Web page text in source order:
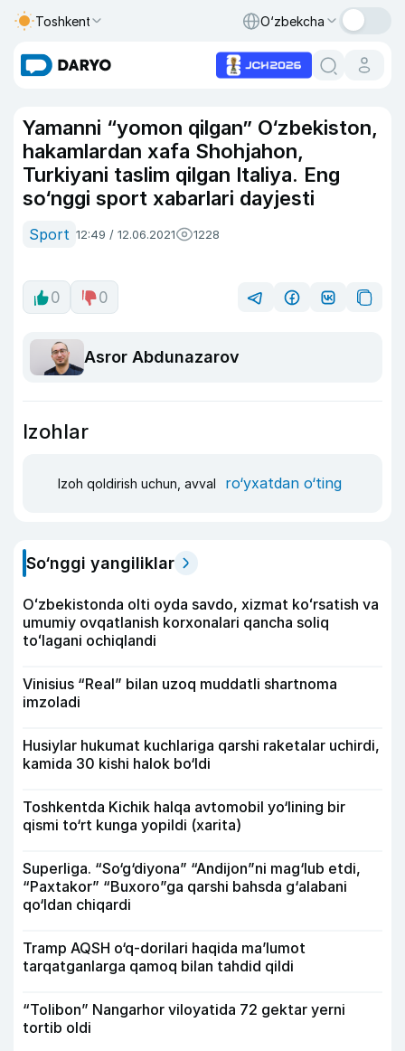
Toshkent O‘zbekcha
Yamanni “yomon qilgan” O‘zbekiston,
hakamlardan xafa Shohjahon,
Turkiyani taslim qilgan Italiya. Eng
so‘nggi sport xabarlari dayjesti
Sport 12:49 / 12.06.2021 1228
0 0
Asror Abdunazarov
Izohlar
Izoh qoldirish uchun, avval ro‘yxatdan o‘ting
So‘nggi yangiliklar
Oʻzbekistonda olti oyda savdo, xizmat koʻrsatish va
umumiy ovqatlanish korxonalari qancha soliq
toʻlagani ochiqlandi
Vinisius “Real” bilan uzoq muddatli shartnoma
imzoladi
Husiylar hukumat kuchlariga qarshi raketalar uchirdi,
kamida 30 kishi halok bo‘ldi
Toshkentda Kichik halqa avtomobil yo‘lining bir
qismi to‘rt kunga yopildi (xarita)
Superliga. “So‘g‘diyona” “Andijon”ni mag‘lub etdi,
“Paxtakor” “Buxoro”ga qarshi bahsda g‘alabani
qo‘ldan chiqardi
Tramp AQSH o‘q-dorilari haqida ma’lumot
tarqatganlarga qamoq bilan tahdid qildi
“Tolibon” Nangarhor viloyatida 72 gektar yerni
tortib oldi